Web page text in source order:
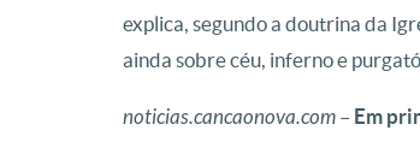
explica, segundo a doutrina da
ainda sobre céu, inferno e
noticias.cancaonova.com – Em